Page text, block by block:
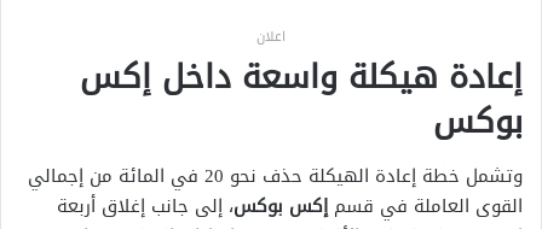
اعلان
إعادة هيكلة واسعة داخل إكس
بوكس
وتشمل خطة إعادة الهيكلة حذف نحو 20 في المائة من إجمالي
القوى العاملة في قسمإكس بوكس، إلى جانب إغلاق أربعة